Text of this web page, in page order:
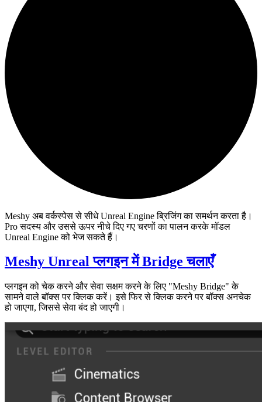
Meshy अब वर्कस्पेस से सीधे Unreal Engine ब्रिजिंग का समर्थन करता है।
Pro सदस्य और उससे ऊपर नीचे दिए गए चरणों का पालन करके मॉडल
Unreal Engine को भेज सकते हैं।
Meshy Unreal प्लगइन में Bridge चलाएँ
प्लगइन को चेक करने और सेवा सक्षम करने के लिए "Meshy Bridge" के
सामने वाले बॉक्स पर क्लिक करें। इसे फिर से क्लिक करने पर बॉक्स अनचेक
हो जाएगा, जिससे सेवा बंद हो जाएगी।